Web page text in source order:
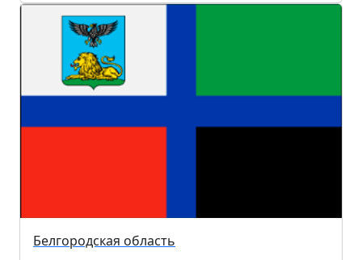
Белгородская область